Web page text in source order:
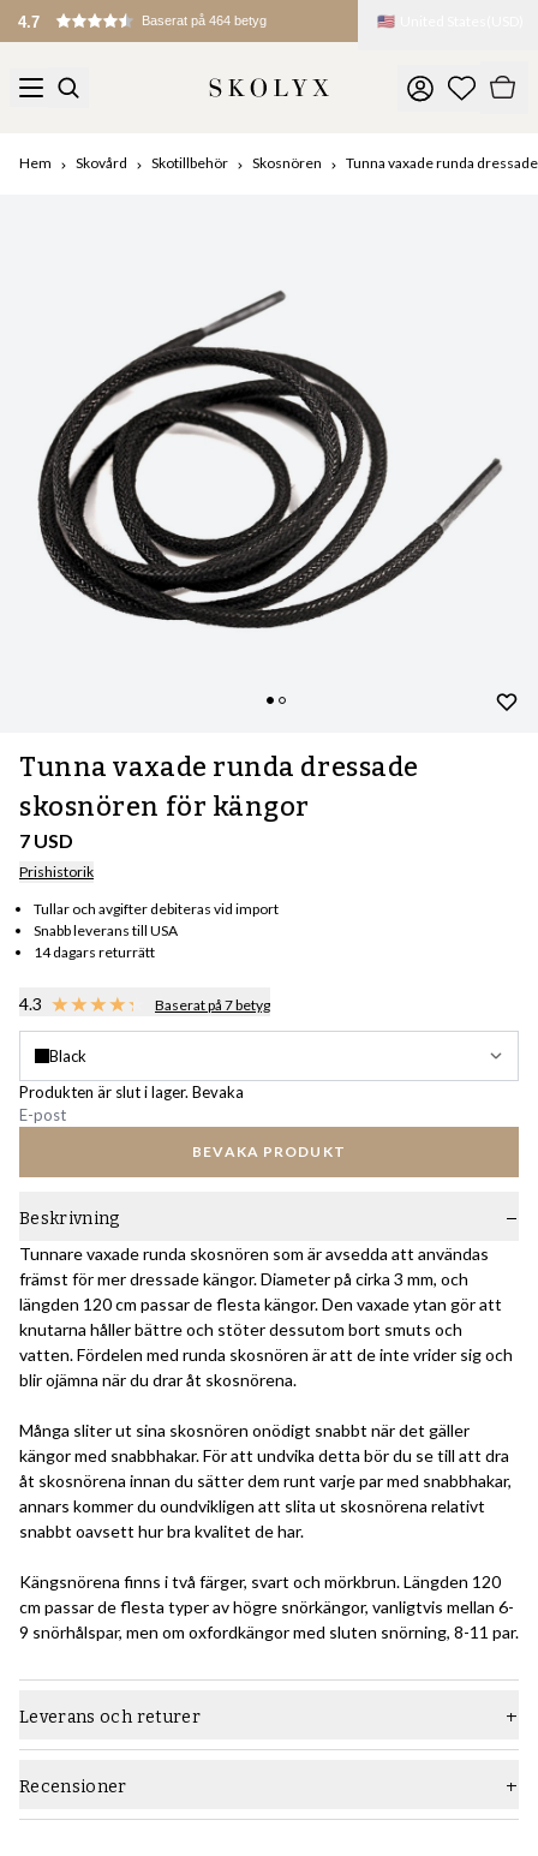
4.7 Baserat på 464 betyg 🇺🇸
Hem Skovård Skotillbehör Skosnören Tunna vaxade runda
Tunna vaxade runda dressade
skosnören för kängor
7 USD
Prishistorik
Tullar och avgifter debiteras vid import
Snabb leverans till USA
14 dagars returrätt
4.3 Baserat på 7 betyg
Black
Produkten är slut i lager. Bevaka
BEVAKA PRODUKT
Beskrivning
Tunnare vaxade runda skosnören som är avsedda att användas
främst för mer dressade kängor. Diameter på cirka 3 mm, och
längden 120 cm passar de flesta kängor. Den vaxade ytan gör att
knutarna håller bättre och stöter dessutom bort smuts och
vatten. Fördelen med runda skosnören är att de inte vrider sig och
blir ojämna när du drar åt skosnörena.
Många sliter ut sina skosnören onödigt snabbt när det gäller
kängor med snabbhakar. För att undvika detta bör du se till att dra
åt skosnörena innan du sätter dem runt varje par med snabbhakar,
annars kommer du oundvikligen att slita ut skosnörena relativt
snabbt oavsett hur bra kvalitet de har.
Kängsnörena finns i två färger, svart och mörkbrun. Längden 120
cm passar de flesta typer av högre snörkängor, vanligtvis mellan 6-
9 snörhålspar, men om oxfordkängor med sluten snörning, 8-11 par.
Leverans och returer
Recensioner